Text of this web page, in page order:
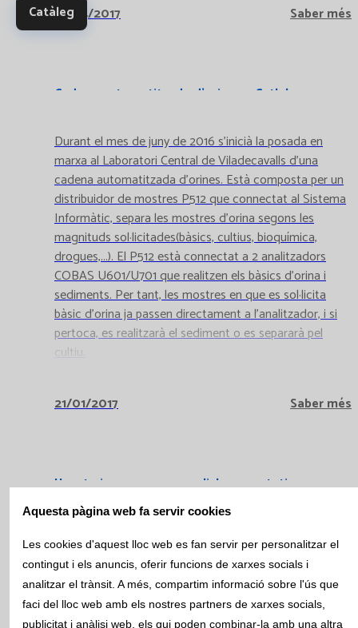
Catàleg21/04/2017 Saber més
Cadena automatitzada d'orines a Catlab
Durant el mes de juny de 2016 s'inicià la posada en
marxa al Laboratori Central de Viladecavalls d'una
cadena automatitzada d'orines. Està composta per un
distribuidor de mostres P512 que connectat al Sistema
Informàtic, separa les mostres d'orina segons les
magnituds sol·licitades(bàsics, cultius, bioquímica,
drogues,...). El P512 està connectat a 2 analitzadors
COBAS U601/U701 que realitzen els bàsics d'orina i
sediments. Per tant, les mostres en que es sol·licita
bàsic d'orina ja passen directament a l'analitzador, i si
pertoca, es realitzarà el sediment o es separarà pel
cultiu.
21/01/2017 Saber més
How to improve your english presentations
professors nadius relacionats amb l'ambit biosanitari, i
també amb la comunicació i el teatre. Diferents
professionals de Catlab van poder assistir en aquest
curs.
Aquesta pàgina web fa servir cookies
Les cookies d'aquest lloc web es fan servir per personalitzar el
contingut i els anuncis, oferir funcions de xarxes socials i
analitzar el trànsit. A més, compartim informació sobre l'ús que
faci del lloc web amb els nostres partners de xarxes socials,
publicitat i anàlisi web, els qui poden combinar-la amb una altra